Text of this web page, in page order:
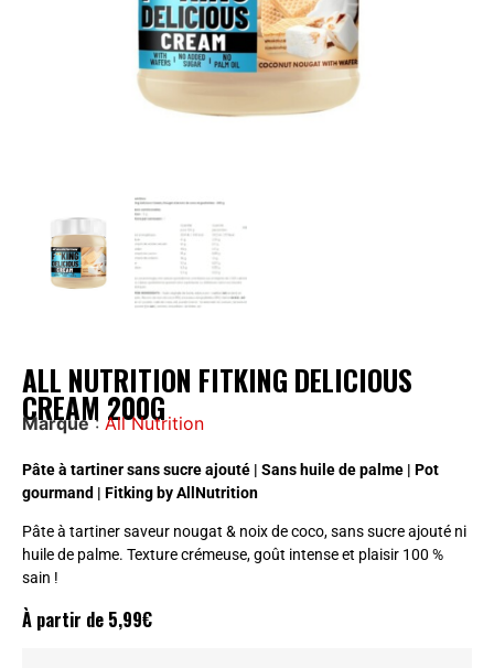
ALL NUTRITION FITKING DELICIOUS
CREAM 200G
Marque: All Nutrition
Pâte à tartiner sans sucre ajouté | Sans huile de palme | Pot
gourmand | Fitking by AllNutrition
Pâte à tartiner saveur nougat & noix de coco, sans sucre ajouté ni
huile de palme. Texture crémeuse, goût intense et plaisir 100 %
sain !
À partir de 5,99€